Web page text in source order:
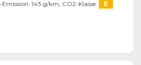
143 g/km, CO2-Klasse: E